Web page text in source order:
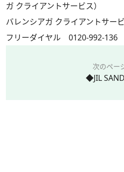
ガ クライアントサービス）
バレンシアガ クライアントサー
フリーダイヤル 0120-992-136
次のペー
◆JIL